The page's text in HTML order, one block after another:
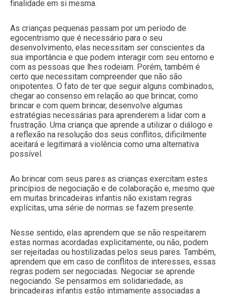
finalidade em si mesma.
As crianças pequenas passam por um período de
egocentrismo que é necessário para o seu
desenvolvimento, elas necessitam ser conscientes da
sua importância e que podem interagir com seu entorno e
com as pessoas que lhes rodeiam. Porém, também é
certo que necessitam compreender que não são
onipotentes. O fato de ter que seguir alguns combinados,
chegar ao consenso em relação ao que brincar, como
brincar e com quem brincar, desenvolve algumas
estratégias necessárias para aprenderem a lidar com a
frustração. Uma criança que aprende a utilizar o diálogo e
a reflexão na resolução dos seus conflitos, dificilmente
aceitará e legitimará a violência como uma alternativa
possível.
Ao brincar com seus pares as crianças exercitam estes
princípios de negociação e de colaboração e, mesmo que
em muitas brincadeiras infantis não existam regras
explícitas, uma série de normas se fazem presente.
Nesse sentido, elas aprendem que se não respeitarem
estas normas acordadas explicitamente, ou não, podem
ser rejeitadas ou hostilizadas pelos seus pares. Também,
aprendem que em caso de conflitos de interesses, essas
regras podem ser negociadas. Negociar se aprende
negociando. Se pensarmos em solidariedade, as
brincadeiras infantis estão intimamente associadas a